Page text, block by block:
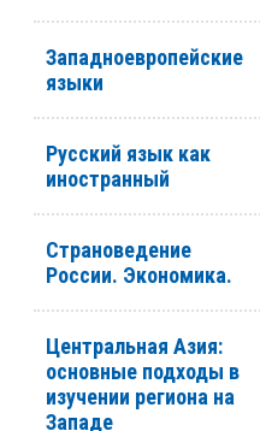
Западноевропейские
языки
Русский язык как
иностранный
Страноведение
России. Экономика.
Центральная Азия:
основные подходы в
изучении региона на
Западе